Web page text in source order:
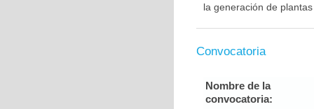
la generación de
Convocatoria
Nombre de la
convocatoria: